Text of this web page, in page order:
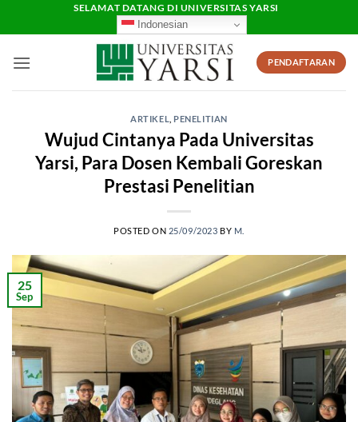
SELAMAT DATANG DI UNIVERSITAS YARSI
Indonesian
PENDAFTARAN
ARTIKEL PENELITIAN
Wujud Cintanya Pada Universitas
Yarsi, Para Dosen Kembali Goreskan
Prestasi Penelitian
POSTED ON 25/09/2023 BY M.
25
Sep